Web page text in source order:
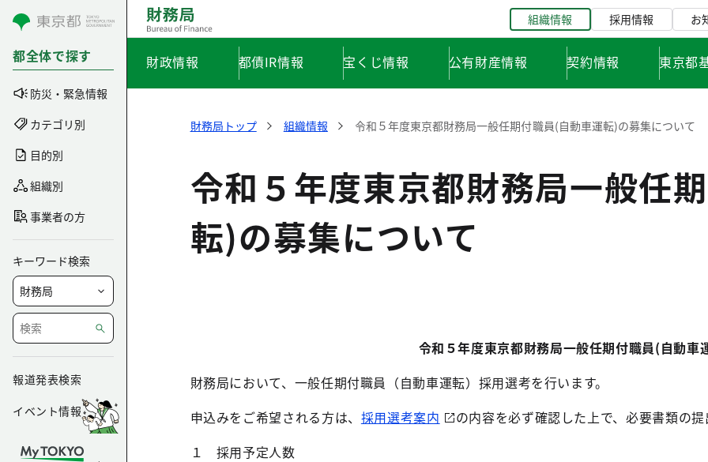
コンテンツにスキップ
都全体で探す
防災・緊急情報
カテゴリ別
目的別
組織別
事業者の方
キーワード検索
報道発表検索
イベント情報
組織情報 採用情報 お
財政情報 都債IR情報 宝くじ情報 公有財産情報 契約情報 東京都
財務局トップ 組織情報 令和５年度東京都財務局一般任期付職員(自動車運転)の募集について
令和５年度東京都財務局一般任
転)の募集について
令和５年度東京都財務局一般任期付職員(自動車
財務局において、一般任期付職員（自動車運転）採用選考を行います。
申込みをご希望される方は、 採用選考案内
の内容を必ず確認した上で、必要書類の提
１ 採用予定人数